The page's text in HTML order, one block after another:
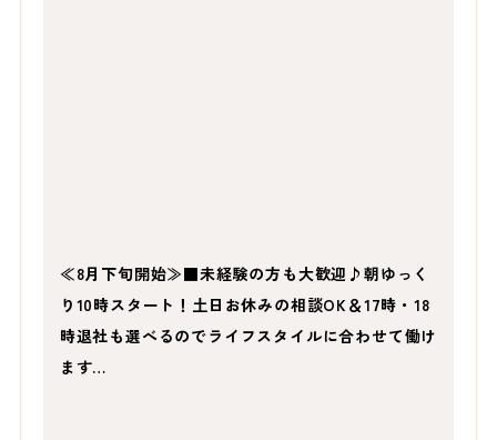
≪8月下旬開始≫■未経験の方も大歓迎♪朝ゆっく
り10時スタート！土日お休みの相談OK＆17時・18
時退社も選べるのでライフスタイルに合わせて働け
ます…